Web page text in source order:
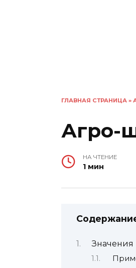
ГЛАВНАЯ СТРАНИЦА »
Агро-
НА ЧТЕНИЕ
1 мин
Значения